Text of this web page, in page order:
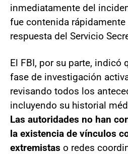
inmediatamente del
fue contenida rápidamente
respuesta del Servicio
El FBI, por su parte, indicó
fase de investigación
revisando todos los
incluyendo su historial
Las autoridades no han
la existencia de vínculos
extremistas o redes